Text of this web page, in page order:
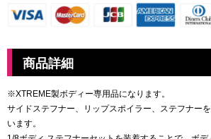
商品詳細
※XTREME製ボディー専用品になります。
サイドステフナー、リップスポイラー、ステフナー
います。